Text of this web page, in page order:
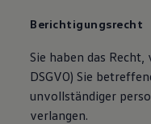
Berichtigungsrecht
Sie haben das
DSGVO) Sie
unvollständiger
verlangen.